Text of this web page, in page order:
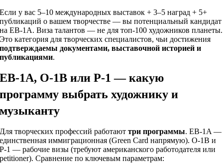
Если у вас 5–10 международных выставок + 3–5 наград + 5+
публикаций о вашем творчестве — вы потенциальный кандидат
на EB-1A. Виза талантов — не для топ-100 художников планеты.
Это категория для творческих специалистов, чьи достижения
подтверждаемы документами, выставочной историей и
публикациями.
EB-1A, O-1B или P-1 — какую
программу выбрать художнику и
музыканту
Для творческих профессий работаюттри программы. EB-1A —
единственная иммиграционная (Green Card напрямую). O-1B и
P-1 — рабочие визы (требуют американского работодателя или
petitioner). Сравнение по ключевым параметрам: